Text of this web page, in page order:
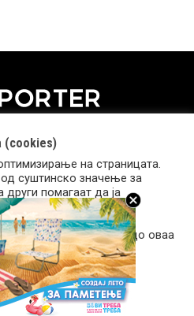
| Member of Clip Media Group
Контакт Услови за користење
(cookies)
на страницата.
суштинско значење за
други помагаат да ја
страница и вашето
задолжителните
користење и пристап до оваа
колачиња